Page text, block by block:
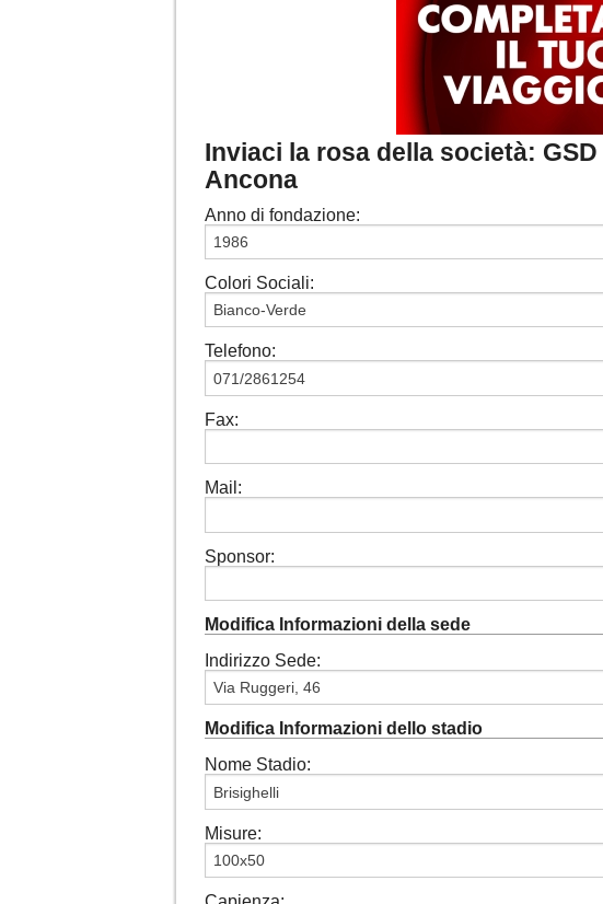
Inviaci la rosa della società:
Ancona
Anno di fondazione:
Colori Sociali:
Telefono:
Fax:
Mail:
Sponsor:
Modifica Informazioni della sede
Indirizzo Sede:
Modifica Informazioni dello stadio
Nome Stadio:
Misure: